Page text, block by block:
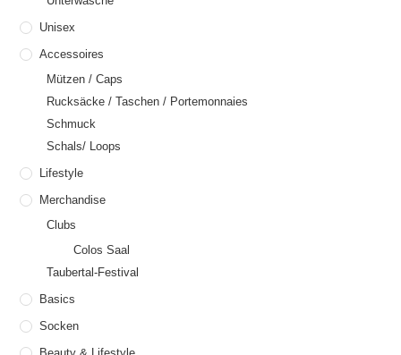
Unisex
Accessoires
Mützen / Caps
Rucksäcke / Taschen / Portemonnaies
Schmuck
Schals/ Loops
Lifestyle
Merchandise
Clubs
Colos Saal
Taubertal-Festival
Basics
Socken
Beauty & Lifestyle